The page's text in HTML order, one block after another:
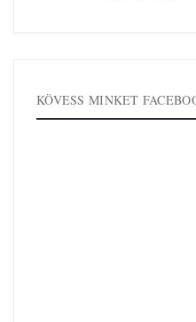
KÖVESS MINKET